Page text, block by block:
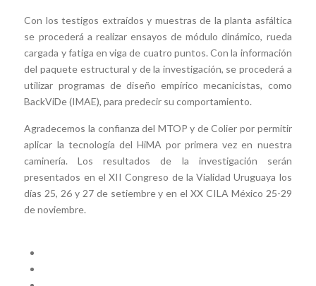
Con los testigos extraídos y muestras de la planta asfáltica
se procederá a realizar ensayos de módulo dinámico, rueda
cargada y fatiga en viga de cuatro puntos. Con la información
del paquete estructural y de la investigación, se procederá a
utilizar programas de diseño empírico mecanicistas, como
BackViDe (IMAE), para predecir su comportamiento.
Agradecemos la confianza del MTOP y de Colier por permitir
aplicar la tecnología del HiMA por primera vez en nuestra
caminería. Los resultados de la investigación serán
presentados en el XII Congreso de la Vialidad Uruguaya los
días 25, 26 y 27 de setiembre y en el XX CILA México 25-29
de noviembre.